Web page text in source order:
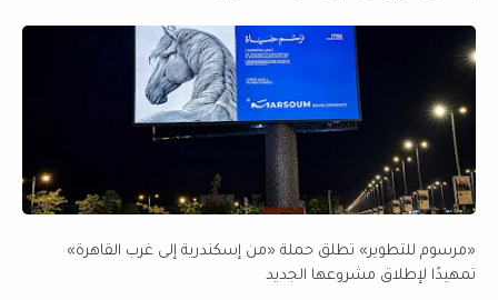
«مرسوم للتطوير» تطلق حملة «من إسكندرية إلى غرب القاهرة»
تمهيدًا لإطلاق مشروعها الجديد